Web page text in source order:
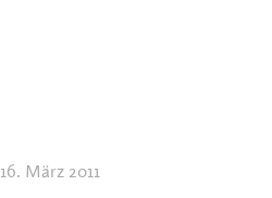
16. März 2011